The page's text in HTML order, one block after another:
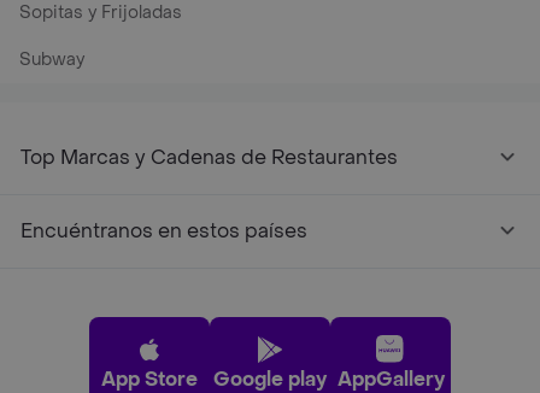
Sopitas y Frijoladas
Subway
Top Marcas y Cadenas de Restaurantes
Encuéntranos en estos países
App Store Google play AppGallery